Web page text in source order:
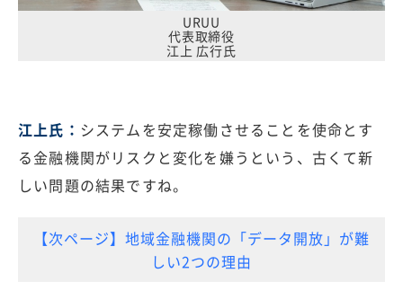
URUU
代表取締役
江上 広行氏
江上氏： システムを安定稼働させることを使命とす
る金融機関がリスクと変化を嫌うという、古くて新
しい問題の結果ですね。
【次ページ】地域金融機関の「データ開放」が難
しい2つの理由